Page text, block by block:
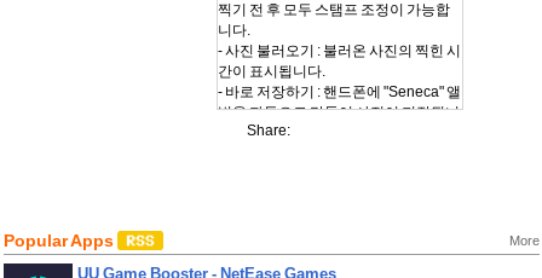
찍기 전 후 모두 스탬프 조정이 가능합
니다.
- 사진 불러오기 : 불러온 사진의 찍힌 시
간이 표시됩니다.
- 바로 저장하기 : 핸드폰에 "Seneca" 앨
범을 자동으로 만들어 사진이 저장됩니
Share:
Popular Apps More
UU Game Booster - NetEase Games